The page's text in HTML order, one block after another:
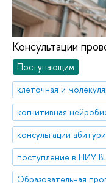
Консультации
Поступающим
когнитивная
консультации
поступление в НИУ